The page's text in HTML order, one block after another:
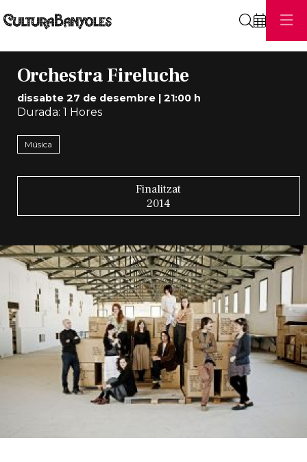
Orchestra Fireluche
dissabte 27 de desembre| 21:00 h
Durada: 1 Hores
Música
Finalitzat
2014